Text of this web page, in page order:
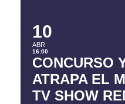
10
ABR
16:00
CONCURSO
ATRAPA EL
TV SHOW